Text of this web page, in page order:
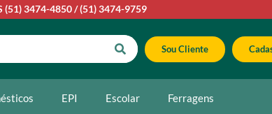
(51) 3474-4850/(51) 3474-9759
Sou Cliente
EPI Escolar
Ferragens